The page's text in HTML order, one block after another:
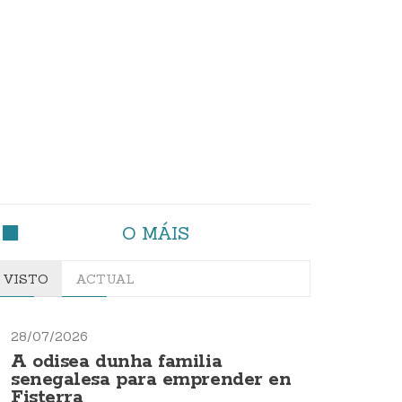
O MÁIS
VISTO ACTUAL
28/07/2026
A odisea dunha familia
senegalesa para emprender en